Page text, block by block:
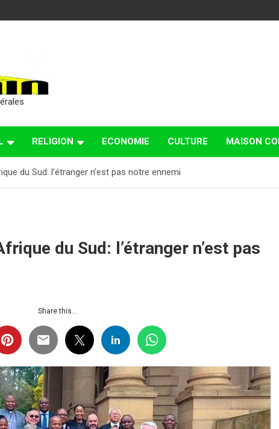
RELIGION ECONOMIE CULTURE MAISON
du Sud: l’étranger n’est pas notre ennemi
du Sud: l’étranger n’est pas
Share this...